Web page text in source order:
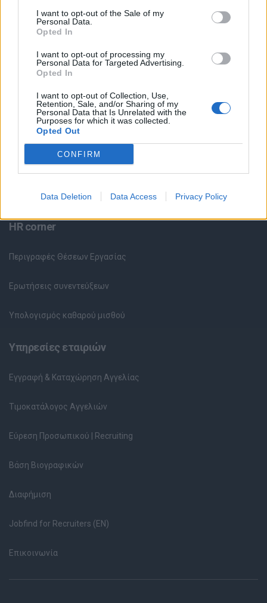
I want to opt-out of the Sale of my
Personal Data.
Opted In
I want to opt-out of processing my
Personal Data for Targeted Advertising.
Opted In
I want to opt-out of Collection, Use,
Retention, Sale, and/or Sharing of my
Personal Data that Is Unrelated with the
Purposes for which it was collected.
Opted Out
CONFIRM
Data Deletion Data Access Privacy Policy
Όλες οι Θέσεις Εργασίας
Θέσεις Εργασίας ανά Εταιρεία
Κέντρο Βοήθειας
Υπηρεσίες υποψηφίων
Καταχώρηση Online Βιογραφικού
Συμβουλές Καριέρας
HR corner
Περιγραφές Θέσεων Εργασίας
Ερωτήσεις συνεντεύξεων
Υπολογισμός καθαρού μισθού
Υπηρεσίες εταιριών
Εγγραφή & Καταχώρηση Αγγελίας
Τιμοκατάλογος Αγγελιών
Εύρεση Προσωπικού | Recruiting
Βάση Βιογραφικών
Διαφήμιση
Jobfind for Recruiters (EN)
Επικοινωνία